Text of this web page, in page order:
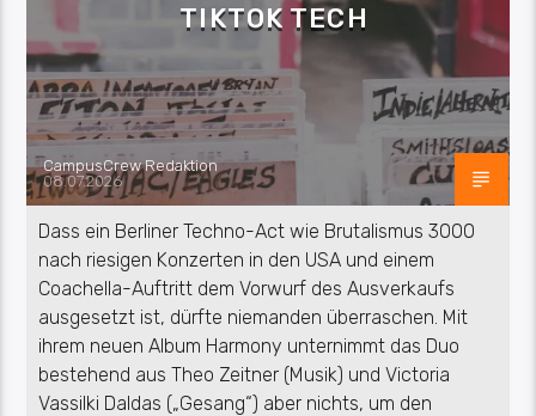
TIKTOK TECH
CampusCrew Redaktion
08.07.2026
Dass ein Berliner Techno-Act wie Brutalismus 3000
nach riesigen Konzerten in den USA und einem
Coachella-Auftritt dem Vorwurf des Ausverkaufs
ausgesetzt ist, dürfte niemanden überraschen. Mit
ihrem neuen Album Harmony unternimmt das Duo
bestehend aus Theo Zeitner (Musik) und Victoria
Vassilki Daldas („Gesang“) aber nichts, um den